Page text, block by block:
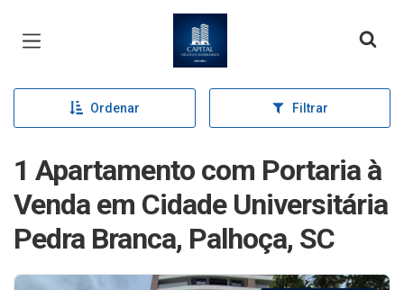
Página inicial
Ordenar Filtrar
1 Apartamento com Portaria à
Venda em Cidade Universitária
Pedra Branca, Palhoça, SC